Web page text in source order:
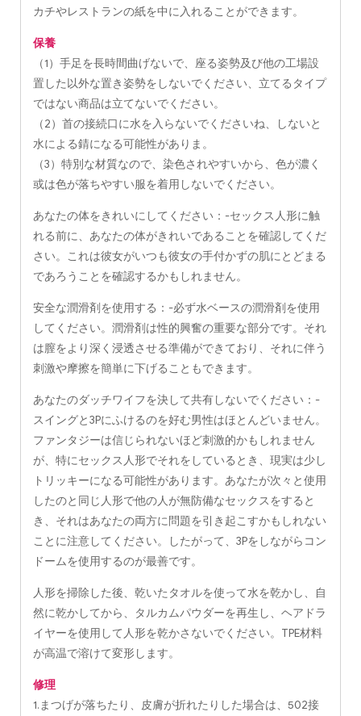
カチやレストランの紙を中に入れることができます。
保養
（1）手足を長時間曲げないで、座る姿勢及び他の工場設
置した以外な置き姿勢をしないでください、立てるタイプ
ではない商品は立てないでください。
（2）首の接続口に水を入らないでくださいね、しないと
水による錆になる可能性がありま。
（3）特別な材質なので、染色されやすいから、色が濃く
或は色が落ちやすい服を着用しないでください。
あなたの体をきれいにしてください：-セックス人形に触
れる前に、あなたの体がきれいであることを確認してくだ
さい。これは彼女がいつも彼女の手付かずの肌にとどまる
であろうことを確認するかもしれません。
安全な潤滑剤を使用する：-必ず水ベースの潤滑剤を使用
してください。潤滑剤は性的興奮の重要な部分です。それ
は膣をより深く浸透させる準備ができており、それに伴う
刺激や摩擦を簡単に下げることもできます。
あなたのダッチワイフを決して共有しないでください：-
スイングと3Pにふけるのを好む男性はほとんどいません。
ファンタジーは信じられないほど刺激的かもしれません
が、特にセックス人形でそれをしているとき、現実は少し
トリッキーになる可能性があります。あなたが次々と使用
したのと同じ人形で他の人が無防備なセックスをすると
き、それはあなたの両方に問題を引き起こすかもしれない
ことに注意してください。したがって、3Pをしながらコン
ドームを使用するのが最善です。
人形を掃除した後、乾いたタオルを使って水を乾かし、自
然に乾かしてから、タルカムパウダーを再生し、ヘアドラ
イヤーを使用して人形を乾かさないでください。TPE材料
が高温で溶けて変形します。
修理
1.まつげが落ちたり、皮膚が折れたりした場合は、502接